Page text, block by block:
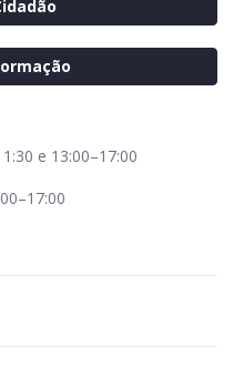
e 13:00–17:00